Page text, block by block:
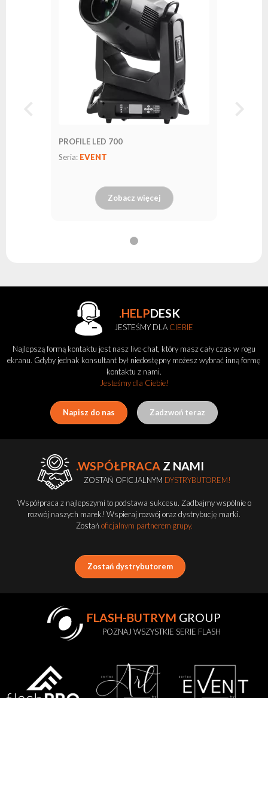
PROFILE LED 700
Seria: EVENT
Zobacz więcej
.HELPDESK
JESTEŚMY DLA CIEBIE
Najlepszą formą kontaktu jest nasz live-chat, który masz cały czas w rogu
ekranu. Gdyby jednak konsultant był niedostępny możesz wybrać inną formę
kontaktu z nami.
Jesteśmy dla Ciebie!
Napisz do nas Zadzwoń teraz
.WSPÓŁPRACA Z NAMI
ZOSTAŃ OFICJALNYM DYSTRYBUTOREM!
Współpraca z najlepszymi to podstawa sukcesu. Zadbajmy wspólnie o
rozwój naszych marek! Wspieraj rozwój oraz dystrybucję marki.
Zostańoficjalnym partnerem grupy.
Zostań dystrybutorem
FLASH-BUTRYM GROUP
POZNAJ WSZYSTKIE SERIE FLASH